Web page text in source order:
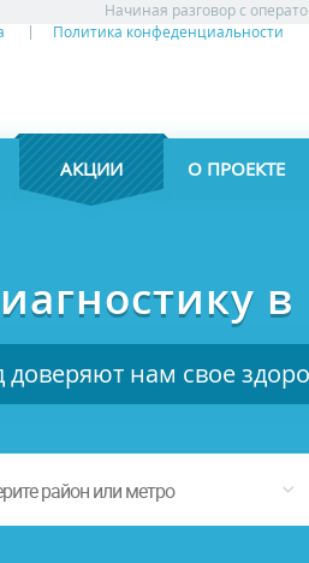
Начиная разговор с
Политика конфеденциальности
АКЦИИ
АКЦИИ О ПРОЕКТЕ
в
доверяют нам свое
район или метро